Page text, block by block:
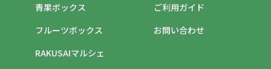
青果ボックス
フルーツボックス
RAKUSAIマルシェ
ご利用ガイド
お問い合わせ